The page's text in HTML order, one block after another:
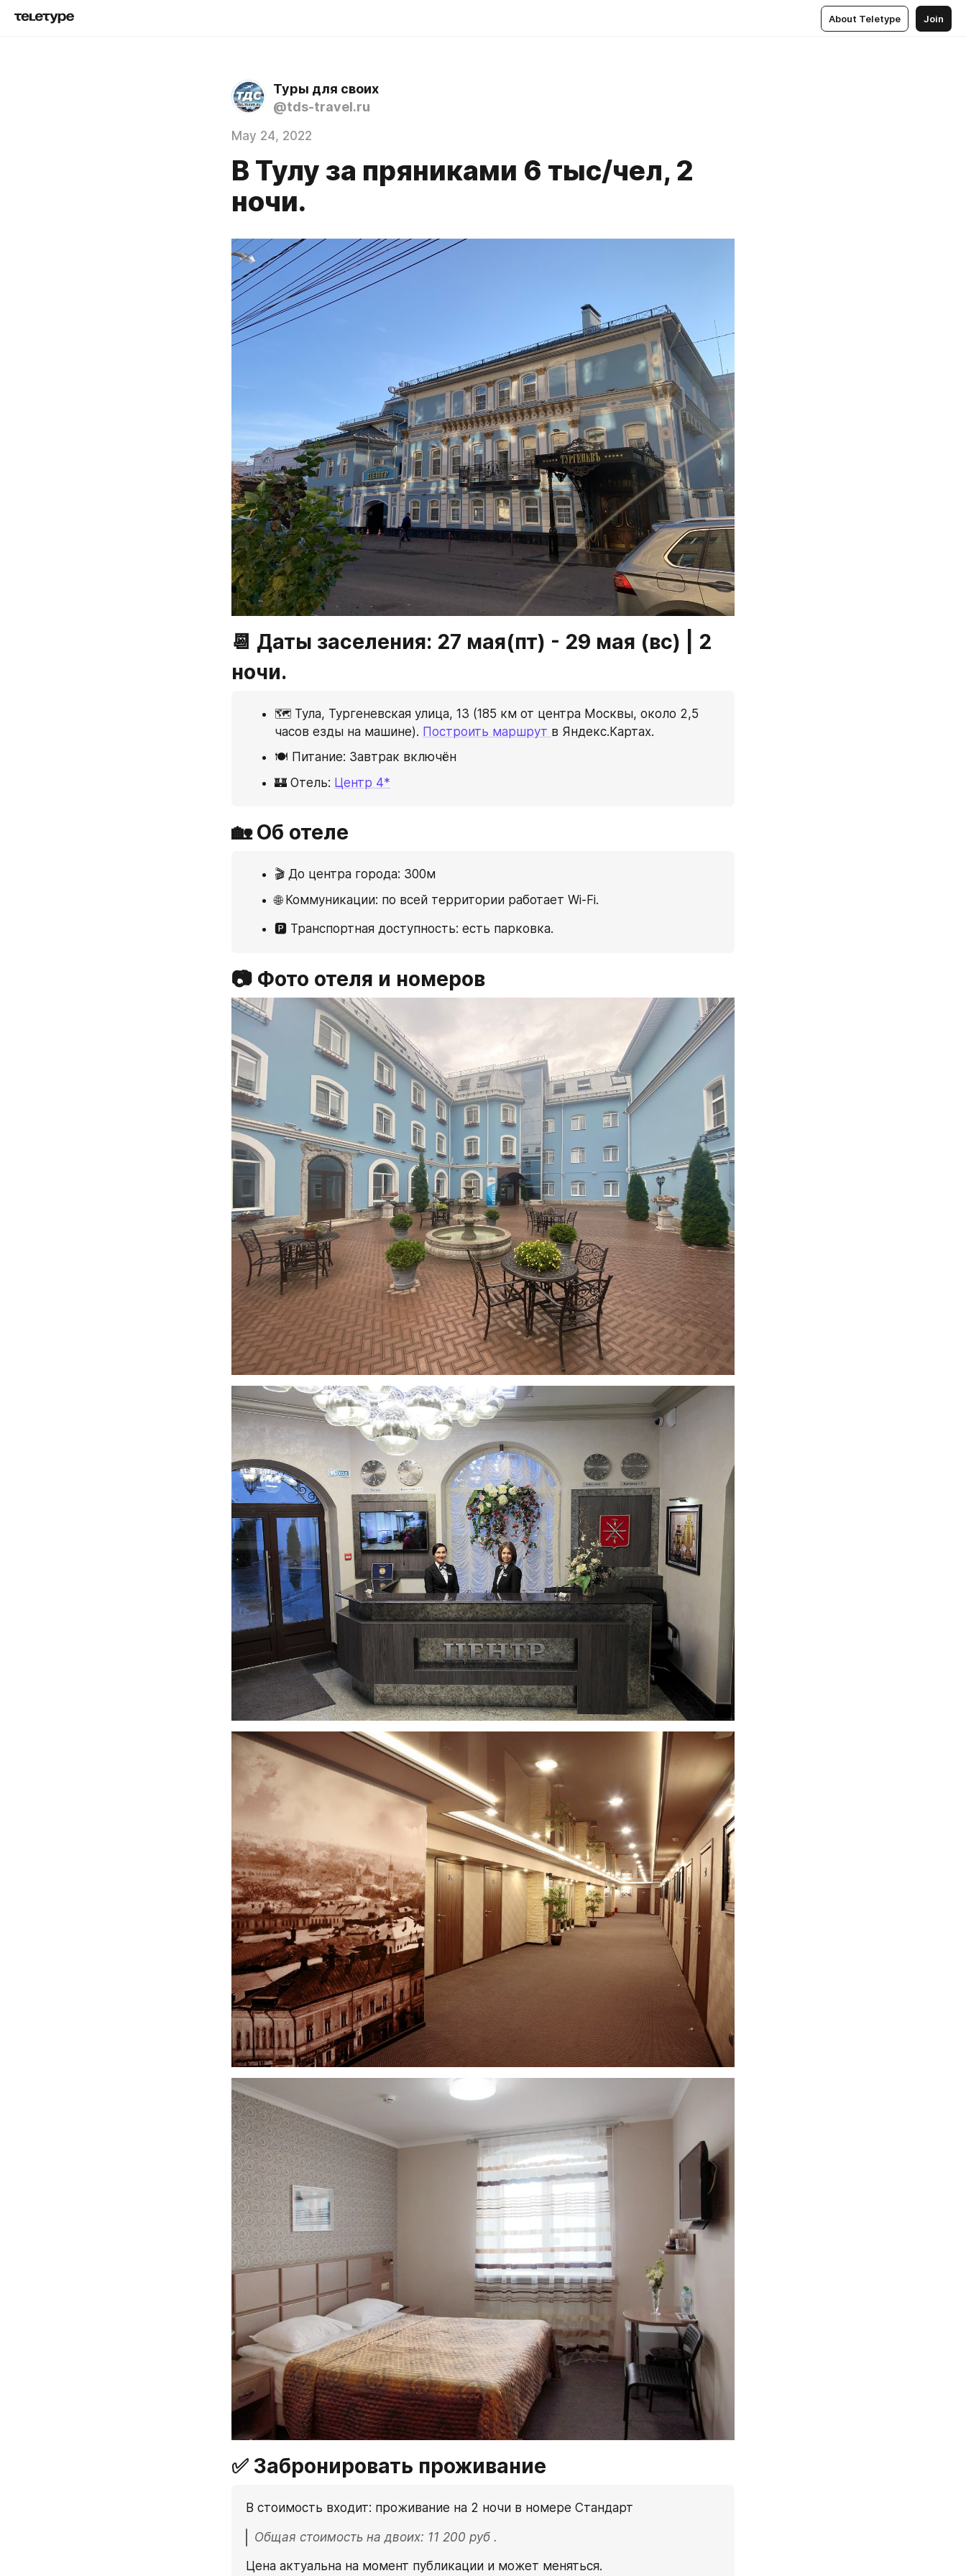
About Teletype Join
Туры для своих
@tds-travel.ru
May 24, 2022
В Тулу за пряниками 6 тыс/чел, 2
ночи.
📆 Даты заселения: 27 мая(пт) - 29 мая (вс) | 2
ночи.
🗺 Тула, Тургеневская улица, 13 (185 км от центра Москвы, около 2,5
часов езды на машине). Построить маршрут в Яндекс.Картах.
🍽 Питание: Завтрак включён
🏰 Отель: Центр 4*
🏡 Об отеле
🎬 До центра города: 300м
🌐 Коммуникации: по всей территории работает Wi-Fi.
🅿️ Транспортная доступность: есть парковка.
📷 Фото отеля и номеров
✅ Забронировать проживание
В стоимость входит: проживание на 2 ночи в номере Стандарт
Общая стоимость на двоих: 11 200 руб .
Цена актуальна на момент публикации и может меняться.